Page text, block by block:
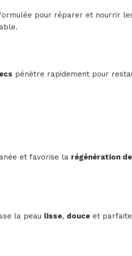
pour réparer et nourrir
pénètre rapidement pour
et favorise la régénération
la peau lisse, douce et